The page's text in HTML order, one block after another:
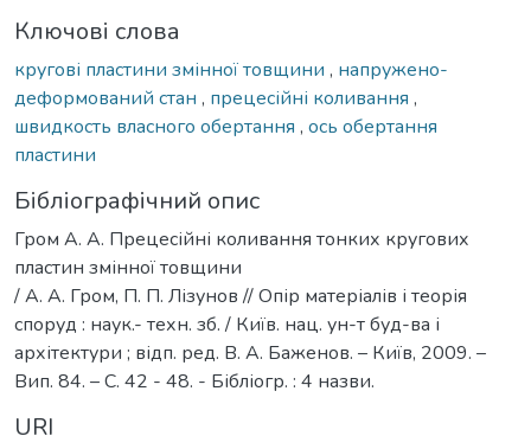
Ключові слова
кругові пластини змінної товщини , напружено-
деформований стан , прецесійні коливання ,
швидкость власного обертання , ось обертання
пластини
Бібліографічний опис
Гром А. А. Прецесійні коливання тонких кругових
пластин змінної товщини
/ А. А. Гром, П. П. Лізунов // Опір матеріалів і теорія
споруд : наук.- техн. зб. / Київ. нац. ун-т буд-ва і
архітектури ; відп. ред. В. А. Баженов. – Київ, 2009. –
Вип. 84. – С. 42 - 48. - Бібліогр. : 4 назви.
URI